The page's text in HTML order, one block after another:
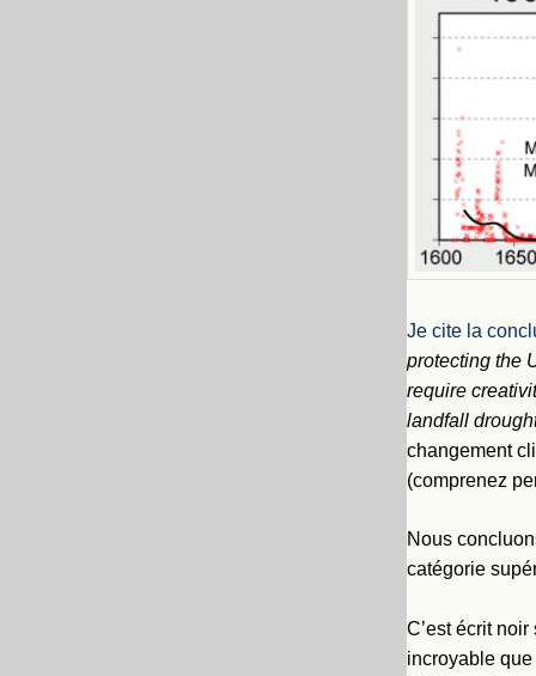
Je cite la
protecting the
require
landfall
changement
(comprenez
Nous
catégorie
C’est écrit
incroyable que